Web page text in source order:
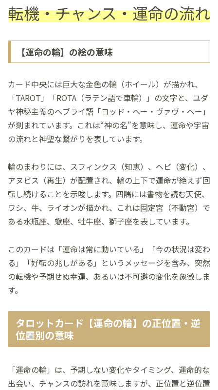
転機・チャンス・運命の流れ
【運命の輪】の絵の意味
カード中央には巨大な金色の輪（ホイール）が描かれ、
「TAROT」「ROTA（ラテン語で車輪）」の文字と、ユダ
ヤ神秘主義のヘブライ語「ヨッド・ヘー・ヴァヴ・ヘー」
が刻まれています。これは“神の名”を意味し、運命や宇宙
の流れと神聖な繋がりを表しています。
輪のまわりには、スフィンクス（知恵）、ヘビ（変化）、
アヌビス（再生）が配置され、輪の上下で運命が絶えず回
転し続けることを示唆します。四隅には書物を読む天使、
ワシ、牛、ライオンが描かれ、これは固定宮（不動宮）で
ある水瓶座、蠍座、牡牛座、獅子座を表しています。
このカードは「運命は常に動いている」「今の状況は変わ
る」「好転の兆しがある」というメッセージを含み、突然
の転機や予期せぬ幸運、あるいは不可避の変化を象徴しま
す。
タロットカード【運命の輪】の正位置・逆
位置別の意味
「運命の輪」は、予期しない変化やタイミング、運命的な
出会い、チャンスの訪れを意味しますが、正位置と逆位置